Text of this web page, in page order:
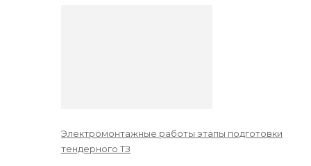
Электромонтажные работы этапы подготовки
тендерного ТЗ